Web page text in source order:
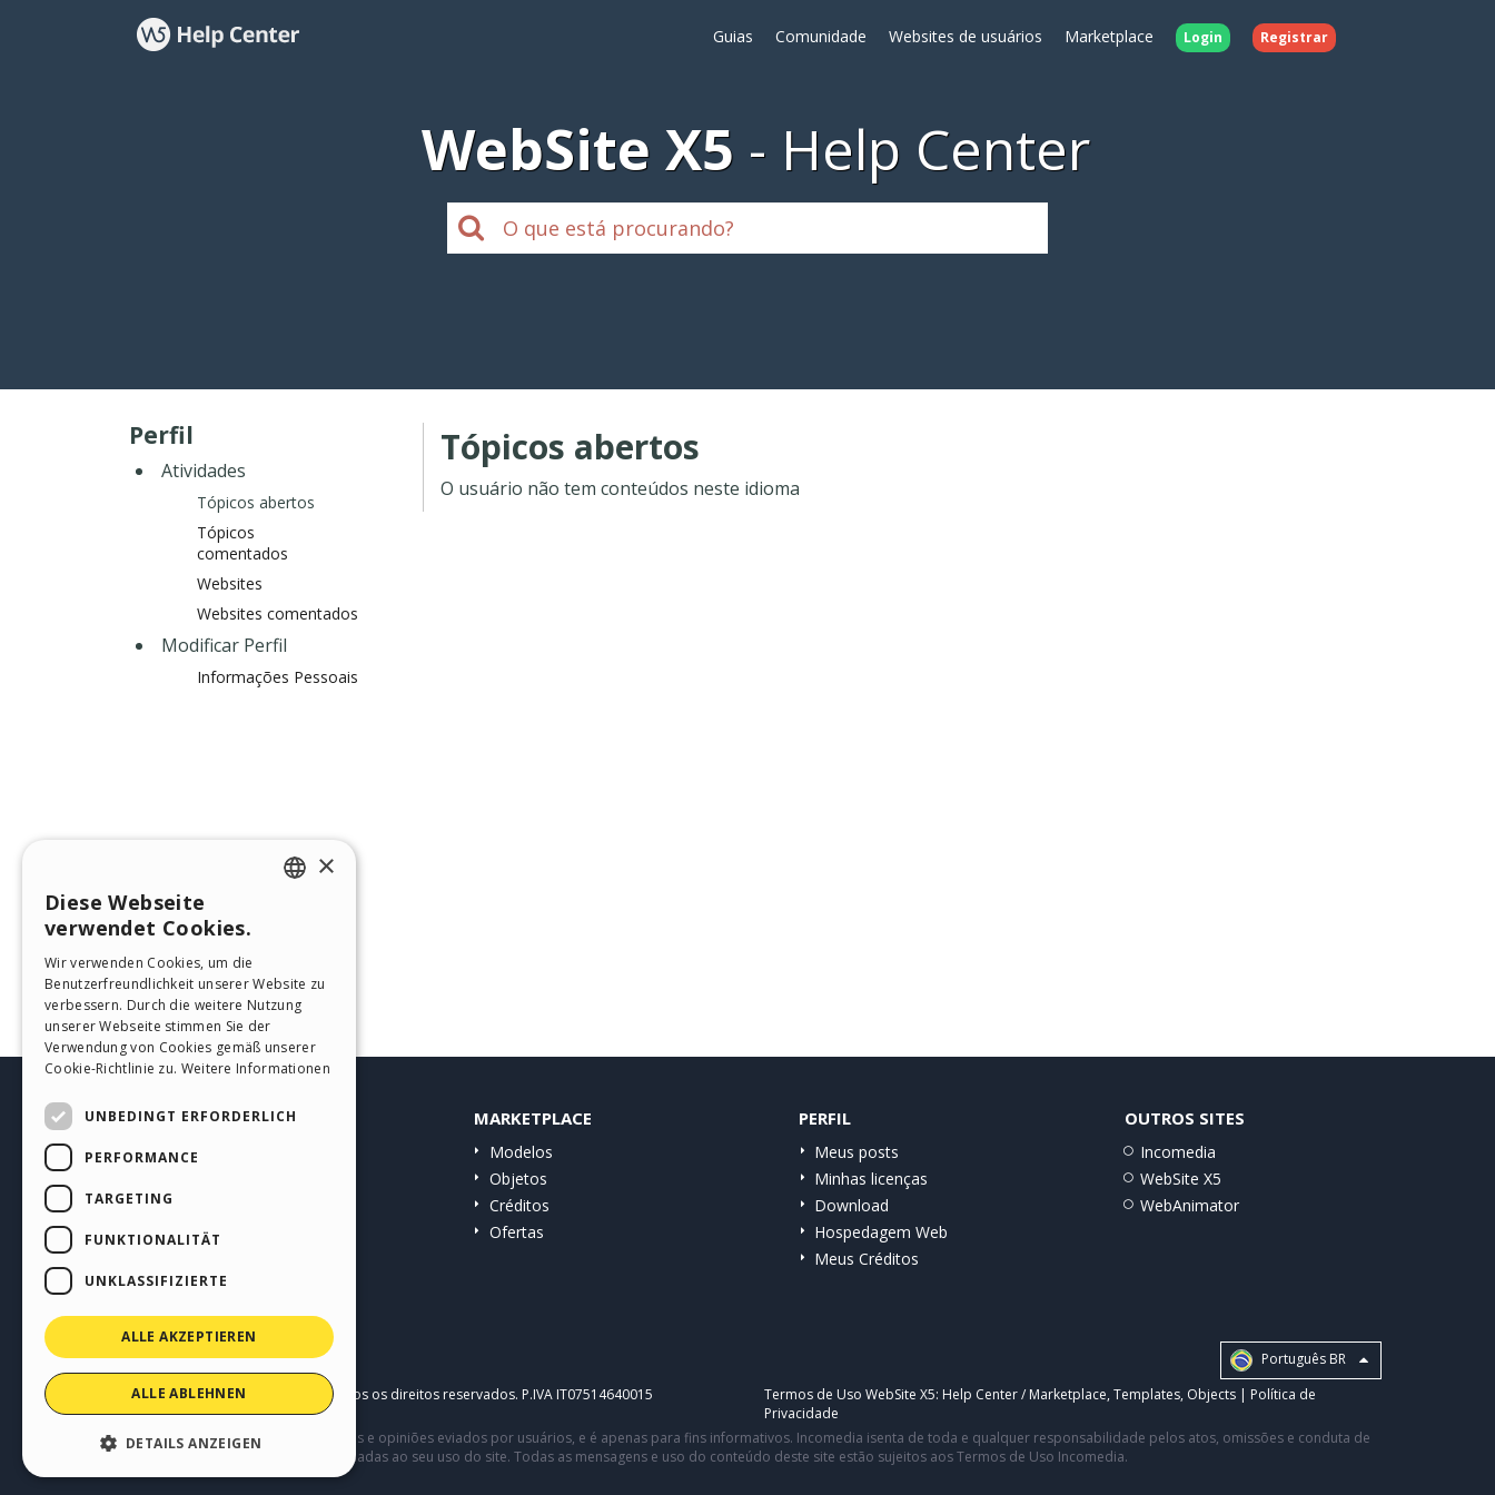
Guias Comunidade Websites de usuários Marketplace Login Registrar
WebSite X5 Help Center
Perfil
Atividades
Tópicos abertos
Tópicos
comentados
Websites
Websites comentados
Modificar Perfil
Informações Pessoais
Tópicos abertos
O usuário não tem conteúdos neste idioma
HELP CENTER
Guias
Websites de usuários
MARKETPLACE
Modelos
Objetos
Créditos
Ofertas
PERFIL
Meus posts
Minhas licenças
Download
Hospedagem Web
Meus Créditos
OUTROS SITES
Incomedia
WebSite X5
WebAnimator
Português BR
Copyright © 2026Incomedia s.r.l. Todos os direitos reservados. P.IVA IT07514640015 Termos de Uso WebSite X5: Help Center / Marketplace, Templates, Objects | Política de
Privacidade
Este site contém conteúdo comentários e opiniões eviados por usuários, e é apenas para fins informativos. Incomedia isenta de toda e qualquer responsabilidade pelos atos, omissões e conduta de
terceiros em conexão com ou relacionadas ao seu uso do site. Todas as mensagens e uso do conteúdo deste site estão sujeitos aos Termos de Uso Incomedia.
GERMAN
SPANISH
PORTUGUESE
×
Diese Webseite
verwendet Cookies.
Wir verwenden Cookies, um die
Benutzerfreundlichkeit unserer Website zu
verbessern. Durch die weitere Nutzung
unserer Webseite stimmen Sie der
Verwendung von Cookies gemäß unserer
Cookie-Richtlinie zu. Weitere Informationen
UNBEDINGT ERFORDERLICH
PERFORMANCE
TARGETING
FUNKTIONALITÄT
UNKLASSIFIZIERTE
ALLE AKZEPTIEREN
ALLE ABLEHNEN
DETAILS ANZEIGEN